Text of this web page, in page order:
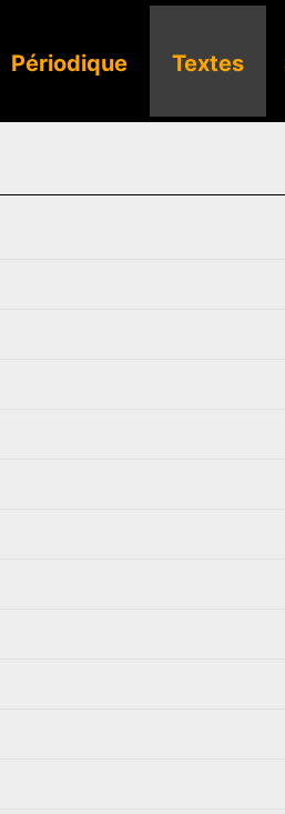
Périodique Textes